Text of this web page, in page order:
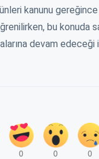
kanunu
bu konuda
devam edeceği
0 0 0